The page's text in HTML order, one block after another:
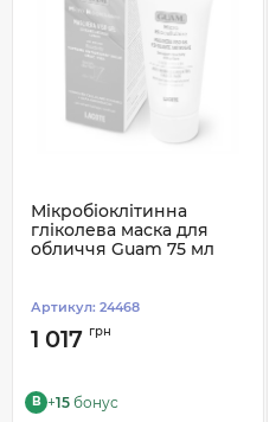
Мікробіоклітинна
гліколева маска для
обличчя Guam 75 мл
Артикул: 24468
1 017 грн
B +15 бонус